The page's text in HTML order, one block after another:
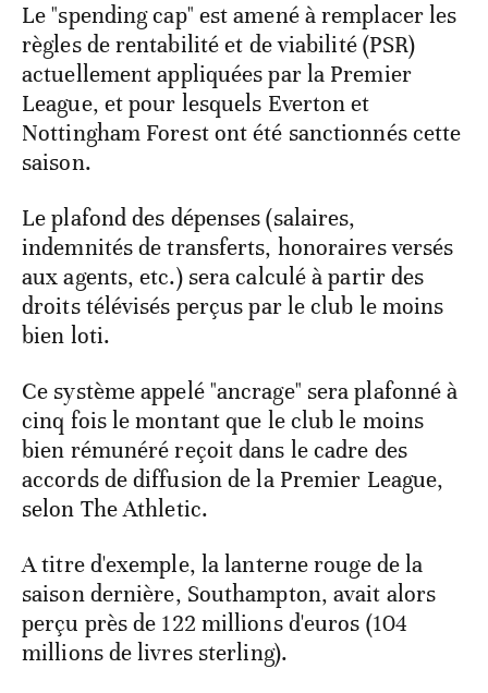
Le "spending cap" est amené à remplacer les
règles de rentabilité et de viabilité (PSR)
actuellement appliquées par la Premier
League, et pour lesquels Everton et
Nottingham Forest ont été sanctionnés cette
saison.
Le plafond des dépenses (salaires,
indemnités de transferts, honoraires versés
aux agents, etc.) sera calculé à partir des
droits télévisés perçus par le club le moins
bien loti.
Ce système appelé "ancrage" sera plafonné à
cinq fois le montant que le club le moins
bien rémunéré reçoit dans le cadre des
accords de diffusion de la Premier League,
selon The Athletic.
A titre d'exemple, la lanterne rouge de la
saison dernière, Southampton, avait alors
perçu près de 122 millions d'euros (104
millions de livres sterling).